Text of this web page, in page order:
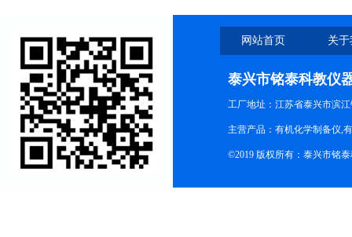
网站首页 关
泰兴市铭泰科教仪
工厂地址：江苏省泰兴市滨
主营产品：有机化学制备仪,
©2019 版权所有：泰兴市铭